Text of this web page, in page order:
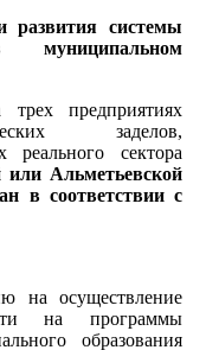
развития системы
предприятиях
заделов,
реального сектора
или Альметьевской
в соответствии с
на осуществление
на программы
образования